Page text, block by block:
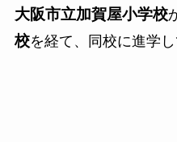
大阪市立加賀屋小学校
校を経て、同校に進学し